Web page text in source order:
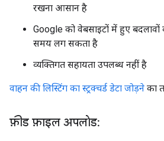
रखना आसान है
Google को वेबसाइटों में हुए बदलावों
समय लग सकता है
व्यक्तिगत सहायता उपलब्ध नहीं है
वाहन की लिस्टिंग का स्ट्रक्चर्ड डेटा जोड़ने का
फ़ीड फ़ाइल अपलोड: